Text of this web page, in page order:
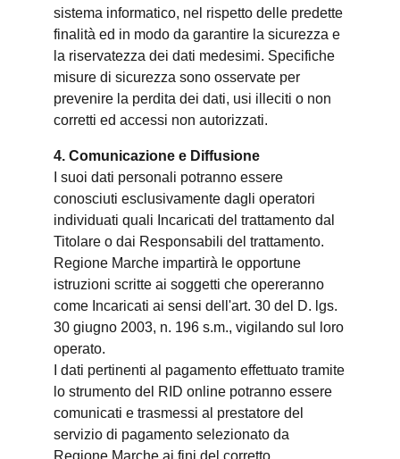
sistema informatico, nel rispetto delle predette
finalità ed in modo da garantire la sicurezza e
la riservatezza dei dati medesimi. Specifiche
misure di sicurezza sono osservate per
prevenire la perdita dei dati, usi illeciti o non
corretti ed accessi non autorizzati.
4. Comunicazione e Diffusione
I suoi dati personali potranno essere
conosciuti esclusivamente dagli operatori
individuati quali Incaricati del trattamento dal
Titolare o dai Responsabili del trattamento.
Regione Marche impartirà le opportune
istruzioni scritte ai soggetti che opereranno
come Incaricati ai sensi dell'art. 30 del D. lgs.
30 giugno 2003, n. 196 s.m., vigilando sul loro
operato.
I dati pertinenti al pagamento effettuato tramite
lo strumento del RID online potranno essere
comunicati e trasmessi al prestatore del
servizio di pagamento selezionato da
Regione Marche ai fini del corretto